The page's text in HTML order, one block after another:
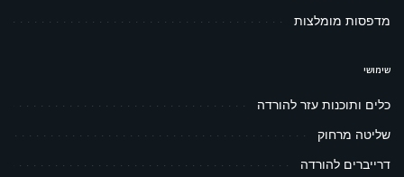
מדפסות מומלצות
שימושי
כלים ותוכנות עזר להורדה
שליטה מרחוק
דרייברים להורדה